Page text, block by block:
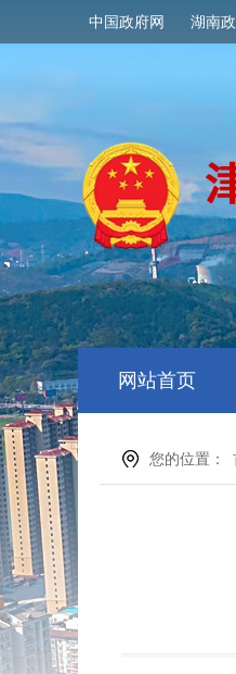
中国政府网 湖南
网站首页
您的位置：